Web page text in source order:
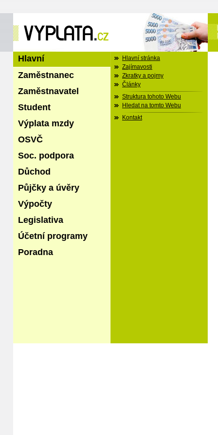
Hlavní
Zaměstnanec
Zaměstnavatel
Student
Výplata mzdy
OSVČ
Soc. podpora
Důchod
Půjčky a úvěry
Výpočty
Legislativa
Účetní programy
Poradna
Hlavní stránka
Zajímavosti
Zkratky a pojmy
Články
Struktura tohoto Webu
Hledat na tomto Webu
Kontakt